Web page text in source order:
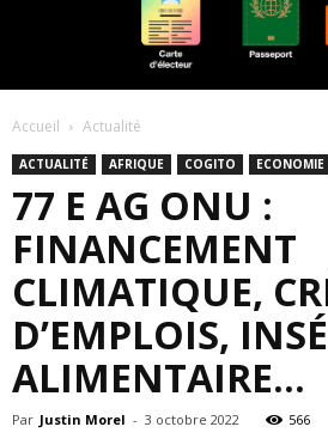
Accueil Actualité
ACTUALITÉ AFRIQUE COGITO ECONOMIE
77 E AG ONU :
FINANCEMENT
CLIMATIQUE,
D’EMPLOIS,
ALIMENTAIRE…
Par Justin Morel - 3 octobre 2022 566